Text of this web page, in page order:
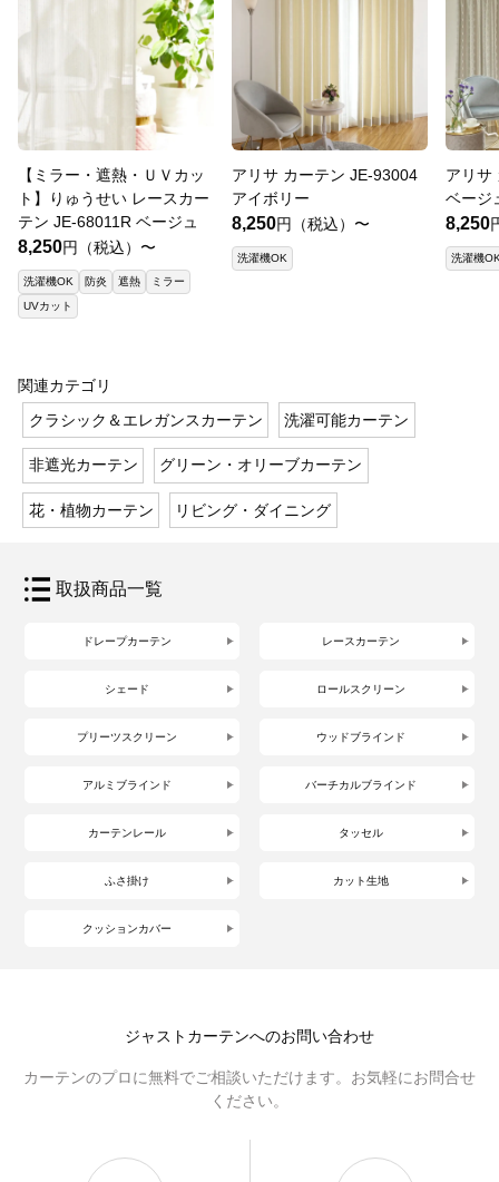
【ミラー・遮熱・ＵＶカッ
ト】りゅうせい レースカー
テン JE-68011R ベージュ
8,250円（税込）〜
洗濯機OK 防炎 遮熱
ミラー
UVカット
アリサ カーテン JE-93004
アイボリー
8,250円（税込）〜
洗濯機OK
アリサ
ベージ
8,250
洗濯機
関連カテゴリ
クラシック＆エレガンスカーテン
洗濯可能カーテン
非遮光カーテン グリーン・オリーブカーテン
花・植物カーテン リビング・ダイニング
取扱商品一覧
ドレープカーテン レースカーテン
シェード ロールスクリーン
プリーツスクリーン ウッドブラインド
アルミブラインド バーチカルブラインド
カーテンレール タッセル
ふさ掛け カット生地
クッションカバー
ジャストカーテンへのお問い合わせ
カーテンのプロに無料でご相談いただけます。お気軽にお問合せ
ください。